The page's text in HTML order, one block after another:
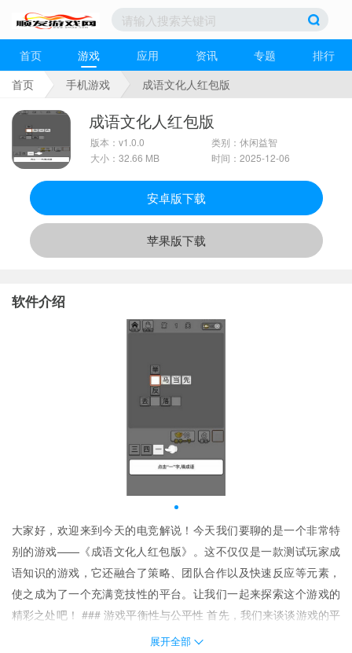
首页 游戏 应用 资讯 专题
排行
首页
手机游戏 成语文化人红包版
成语文化人红包版
版本：v1.0.0
大小：32.66 MB
类别：休闲益智
时间：2025-12-06
安卓版下载
苹果版下载
软件介绍
大家好，欢迎来到今天的电竞解说！今天我们要聊的是一个非常特
别的游戏——《成语文化人红包版》。这不仅仅是一款测试玩家成
语知识的游戏，它还融合了策略、团队合作以及快速反应等元素，
使之成为了一个充满竞技性的平台。让我们一起来探索这个游戏的
精彩之处吧！ ### 游戏平衡性与公平性 首先，我们来谈谈游戏的平
衡性和公平性。在《成语文化人红包版》中，每位玩家都是站在同
展开全部